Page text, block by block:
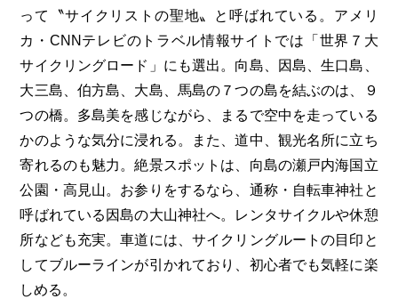
って〝サイクリストの聖地〟と呼ばれている。アメリ
カ・CNNテレビのトラベル情報サイトでは「世界７大
サイクリングロード」にも選出。向島、因島、生口島、
大三島、伯方島、大島、馬島の７つの島を結ぶのは、９
つの橋。多島美を感じながら、まるで空中を走っている
かのような気分に浸れる。また、道中、観光名所に立ち
寄れるのも魅力。絶景スポットは、向島の瀬戸内海国立
公園・高見山。お参りをするなら、通称・自転車神社と
呼ばれている因島の大山神社へ。レンタサイクルや休憩
所なども充実。車道には、サイクリングルートの目印と
してブルーラインが引かれており、初心者でも気軽に楽
しめる。